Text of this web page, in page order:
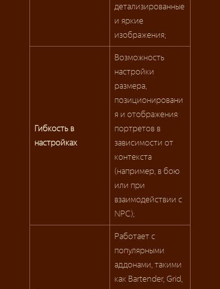
детализированные
и яркие
изображения;
Гибкость в
настройках
Возможность
настройки
размера,
позиционировани
я и отображения
портретов в
зависимости от
контекста
(например, в бою
или при
взаимодействии с
NPC);
Работает с
популярными
аддонами, такими
как Bartender, Grid,